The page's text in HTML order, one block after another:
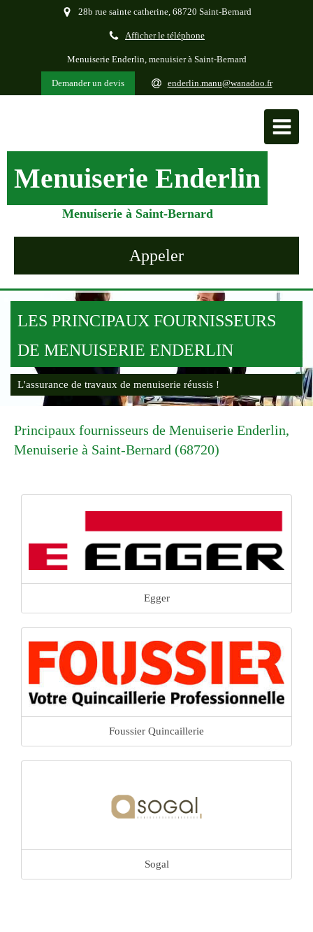
28b rue sainte catherine, 68720 Saint-Bernard
Afficher le téléphone
Menuiserie Enderlin, menuisier à Saint-Bernard
Demander un devis enderlin.manu@wanadoo.fr
Menuiserie Enderlin
Menuiserie à Saint-Bernard
Appeler
LES PRINCIPAUX FOURNISSEURS
DE MENUISERIE ENDERLIN
L'assurance de travaux de menuiserie réussis !
Principaux fournisseurs de Menuiserie Enderlin,
Menuiserie à Saint-Bernard (68720)
Egger
Foussier Quincaillerie
Sogal